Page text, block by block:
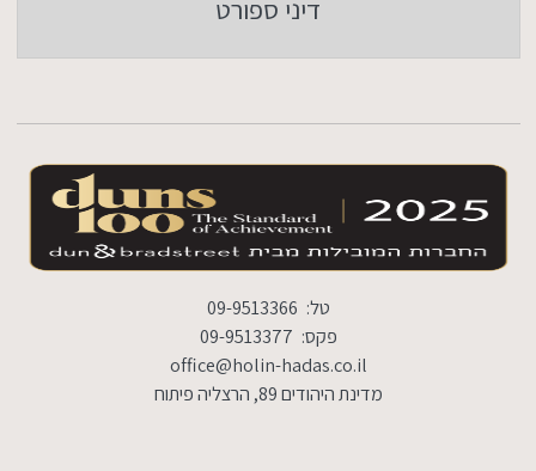
דיני ספורט
טל: 09-9513366
פקס: 09-9513377
office@holin-hadas.co.il
מדינת היהודים 89, הרצליה פיתוח